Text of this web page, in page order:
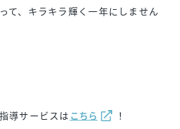
て、キラキラ輝く一年にしません
導サービスは こちら ！